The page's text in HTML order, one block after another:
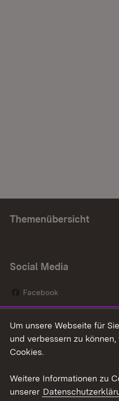
Themenübersicht
Social Media
Facebook
Social Wall
Youtube
Kontakt
Um unsere Webseite für
und verbessern zu
Cookies.
Weitere Informationen zu
unserer